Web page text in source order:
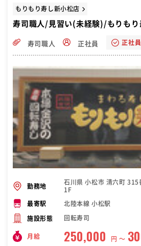
もりもり寿し新小松店
寿司職人/見習い(未経験)/もりもり
寿司職人 正社員 正社
勤務地
石川県 小松市 清六町 315
1F
最寄駅 北陸本線 小松駅
施設形態 回転寿司
月給 250,000 円 〜